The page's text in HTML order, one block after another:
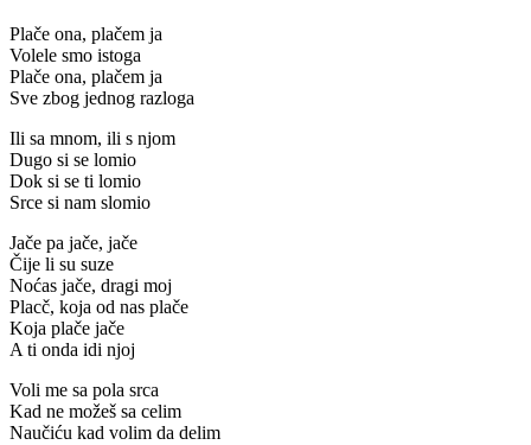
Plače ona, plačem ja
Volele smo istoga
Plače ona, plačem ja
Sve zbog jednog razloga
Ili sa mnom, ili s njom
Dugo si se lomio
Dok si se ti lomio
Srce si nam slomio
Jače pa jače, jače
Čije li su suze
Noćas jače, dragi moj
Placč, koja od nas plače
Koja plače jače
A ti onda idi njoj
Voli me sa pola srca
Kad ne možeš sa celim
Naučiću kad volim da delim